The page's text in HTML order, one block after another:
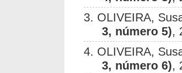
3. OLIVEIRA,
3, número 5),
4. OLIVEIRA,
3, número 6),